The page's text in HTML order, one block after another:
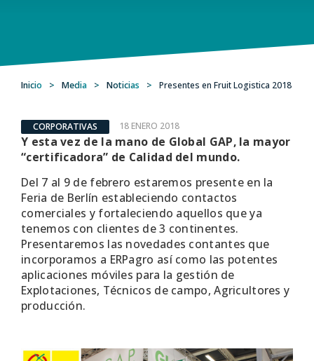
Inicio > Media > Noticias > Presentes en Fruit Logistica 2018
CORPORATIVAS 18 ENERO 2018
Y esta vez de la mano de Global GAP, la mayor
“certificadora” de Calidad del mundo.
Del 7 al 9 de febrero estaremos presente en la
Feria de Berlín estableciendo contactos
comerciales y fortaleciendo aquellos que ya
tenemos con clientes de 3 continentes.
Presentaremos las novedades contantes que
incorporamos a ERPagro así como las potentes
aplicaciones móviles para la gestión de
Explotaciones, Técnicos de campo, Agricultores y
producción.